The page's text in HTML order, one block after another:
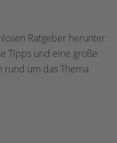
Ratgeber herunter.
Tipps und eine große
rund um das Thema